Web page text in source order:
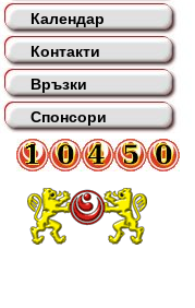
Календар
Контакти
Връзки
Спонсори